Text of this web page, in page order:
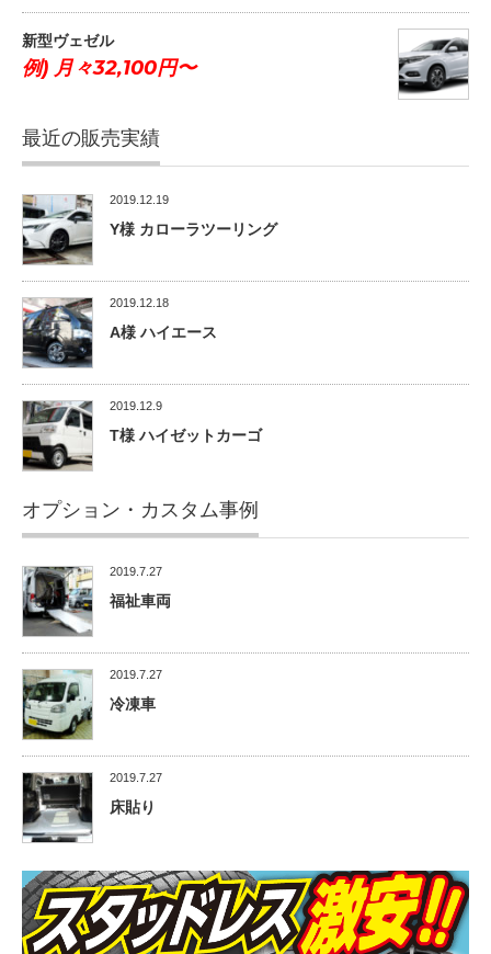
新型ヴェゼル
例) 月々32,100円〜
最近の販売実績
2019.12.19
Y様 カローラツーリング
2019.12.18
A様 ハイエース
2019.12.9
T様 ハイゼットカーゴ
オプション・カスタム事例
2019.7.27
福祉車両
2019.7.27
冷凍車
2019.7.27
床貼り